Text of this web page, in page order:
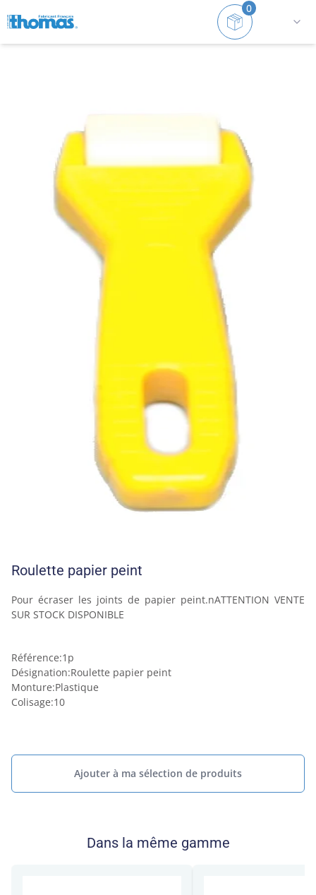
0
Accueil Roulette
Roulette papier peint
Pour écraser les joints de papier peint.nATTENTION VENTE
SUR STOCK DISPONIBLE
Référence:1p
Désignation:Roulette papier peint
Monture:Plastique
Colisage:10
Ajouter à ma sélection de produits
Dans la même gamme